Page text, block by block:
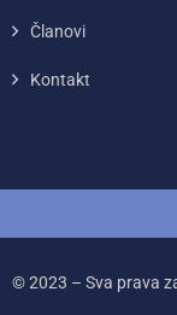
Članovi
Kontakt
© 2023 – Sva prava